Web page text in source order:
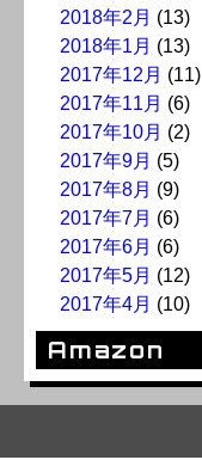
2018年2月 (13)
2018年1月 (13)
2017年12月 (11)
2017年11月 (6)
2017年10月 (2)
2017年9月 (5)
2017年8月 (9)
2017年7月 (6)
2017年6月 (6)
2017年5月 (12)
2017年4月 (10)
Amazon